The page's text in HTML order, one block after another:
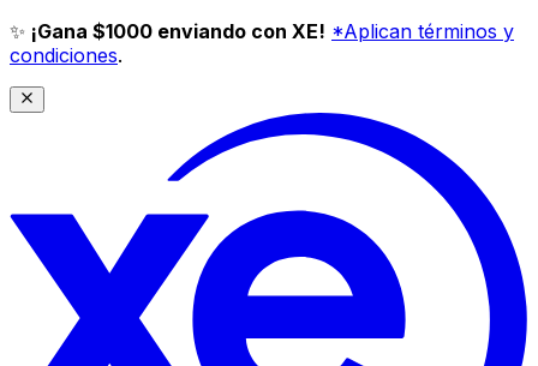
✨ ¡Gana $1000 enviando con XE! *Aplican términos y
condiciones.